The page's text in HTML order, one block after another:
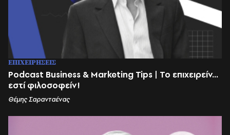
ΕΠΙΧΕΙΡΗΣΕΙΣ
Podcast Business & Marketing Tips | Το επιχειρείν...
εστί φιλοσοφείν!
Θέμης Σαρανταένας